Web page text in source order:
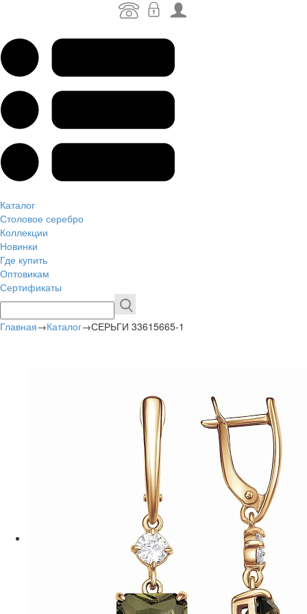
Каталог
Столовое серебро
Коллекции
Новинки
Где купить
Оптовикам
Сертификаты
Главная→Каталог→СЕРЬГИ 33615665-1